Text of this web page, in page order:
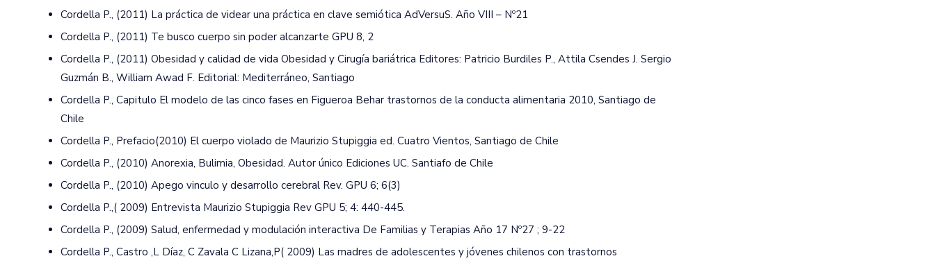
Cordella P., (2011) La práctica de videar una práctica en clave semiótica AdVersuS. Año VIII – Nº21
Cordella P., (2011) Te busco cuerpo sin poder alcanzarte GPU 8, 2
Cordella P., (2011) Obesidad y calidad de vida Obesidad y Cirugía bariátrica Editores: Patricio Burdiles P., Attila Csendes J. Sergio
Guzmán B., William Awad F. Editorial: Mediterráneo, Santiago
Cordella P., Capitulo El modelo de las cinco fases en Figueroa Behar trastornos de la conducta alimentaria 2010, Santiago de
Chile
Cordella P., Prefacio(2010) El cuerpo violado de Maurizio Stupiggia ed. Cuatro Vientos, Santiago de Chile
Cordella P., (2010) Anorexia, Bulimia, Obesidad. Autor único Ediciones UC. Santiafo de Chile
Cordella P., (2010) Apego vinculo y desarrollo cerebral Rev. GPU 6; 6(3)
Cordella P.,( 2009) Entrevista Maurizio Stupiggia Rev GPU 5; 4: 440-445.
Cordella P., (2009) Salud, enfermedad y modulación interactiva De Familias y Terapias Año 17 Nº27 ; 9-22
Cordella P., Castro ,L Díaz, C Zavala C Lizana,P( 2009) Las madres de adolescentes y jóvenes chilenos con trastornos